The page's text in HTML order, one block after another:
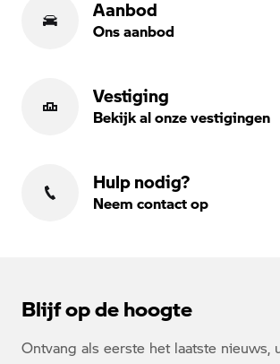
Aanbod
Ons aanbod
Vestiging
Bekijk al onze vestigingen
Hulp nodig?
Neem contact op
Blijf op de hoogte
Ontvang als eerste het laatste nieuws,